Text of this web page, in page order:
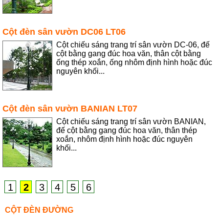
Cột đèn sân vườn DC06 LT06
Cột chiếu sáng trang trí sân vườn DC-06, đế
cột bằng gang đúc hoa văn, thân cột bằng
ống thép xoắn, ống nhôm định hình hoặc đúc
nguyên khối...
Cột đèn sân vườn BANIAN LT07
Cột chiếu sáng trang trí sân vườn BANIAN,
đế cột bằng gang đúc hoa văn, thân thép
xoắn, nhôm định hình hoặc đúc nguyên
khối...
1 2 3 4 5 6
CỘT ĐÈN ĐƯỜNG